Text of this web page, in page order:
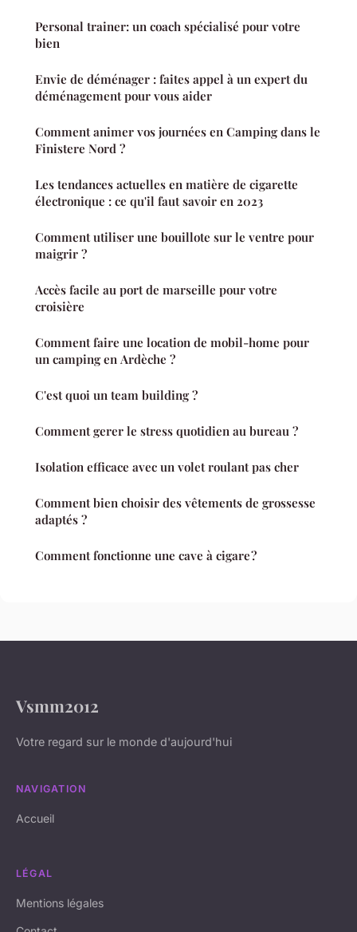
Personal trainer: un coach spécialisé pour votre
bien
Envie de déménager : faites appel à un expert du
déménagement pour vous aider
Comment animer vos journées en Camping dans le
Finistere Nord ?
Les tendances actuelles en matière de cigarette
électronique : ce qu'il faut savoir en 2023
Comment utiliser une bouillote sur le ventre pour
maigrir ?
Accès facile au port de marseille pour votre
croisière
Comment faire une location de mobil-home pour
un camping en Ardèche ?
C'est quoi un team building ?
Comment gerer le stress quotidien au bureau ?
Isolation efficace avec un volet roulant pas cher
Comment bien choisir des vêtements de grossesse
adaptés ?
Comment fonctionne une cave à cigare ?
Vsmm2012
Votre regard sur le monde d'aujourd'hui
NAVIGATION
Accueil
LÉGAL
Mentions légales